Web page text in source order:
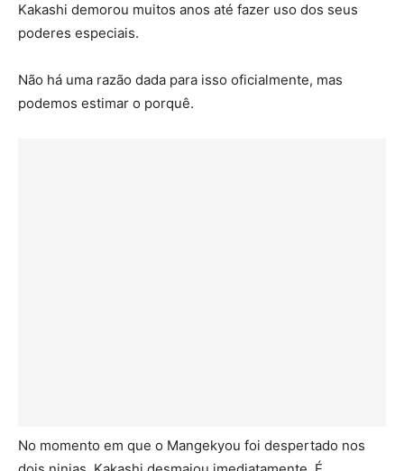
Kakashi demorou muitos anos até fazer uso dos seus
poderes especiais.
Não há uma razão dada para isso oficialmente, mas
podemos estimar o porquê.
No momento em que o Mangekyou foi despertado nos